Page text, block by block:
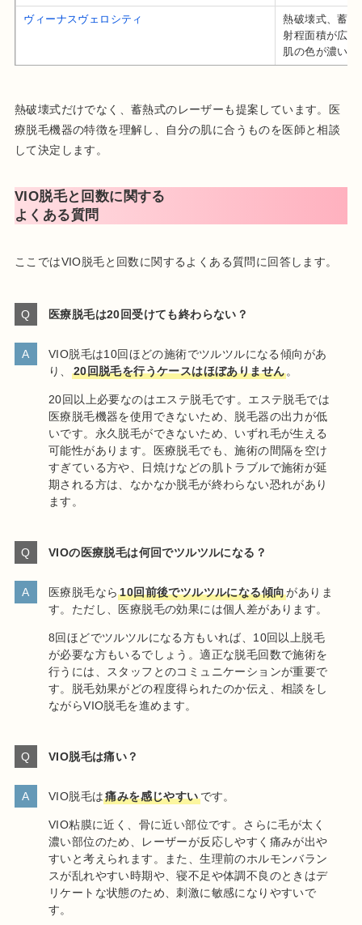
ヴィーナスヴェロシティ
熱破壊式、蓄
射程面積が広い
肌の色が濃い
熱破壊式だけでなく、蓄熱式のレーザーも提案しています。医
療脱毛機器の特徴を理解し、自分の肌に合うものを医師と相談
して決定します。
VIO脱毛と回数に関する
よくある質問
ここではVIO脱毛と回数に関するよくある質問に回答します。
医療脱毛は20回受けても終わらない？
VIO脱毛は10回ほどの施術でツルツルになる傾向があ
り、
20回脱毛を行うケースはほぼありません 。
20回以上必要なのはエステ脱毛です。エステ脱毛では
医療脱毛機器を使用できないため、脱毛器の出力が低
いです。永久脱毛ができないため、いずれ毛が生える
可能性があります。医療脱毛でも、施術の間隔を空け
すぎている方や、日焼けなどの肌トラブルで施術が延
期される方は、なかなか脱毛が終わらない恐れがあり
ます。
VIOの医療脱毛は何回でツルツルになる？
医療脱毛なら10回前後でツルツルになる傾向がありま
す。ただし、医療脱毛の効果には個人差があります。
8回ほどでツルツルになる方もいれば、10回以上脱毛
が必要な方もいるでしょう。適正な脱毛回数で施術を
行うには、スタッフとのコミュニケーションが重要で
す。脱毛効果がどの程度得られたのか伝え、相談をし
ながらVIO脱毛を進めます。
VIO脱毛は痛い？
VIO脱毛は痛みを感じやすいです。
VIO粘膜に近く、骨に近い部位です。さらに毛が太く
濃い部位のため、レーザーが反応しやすく痛みが出や
すいと考えられます。また、生理前のホルモンバラン
スが乱れやすい時期や、寝不足や体調不良のときはデ
リケートな状態のため、刺激に敏感になりやすいで
す。